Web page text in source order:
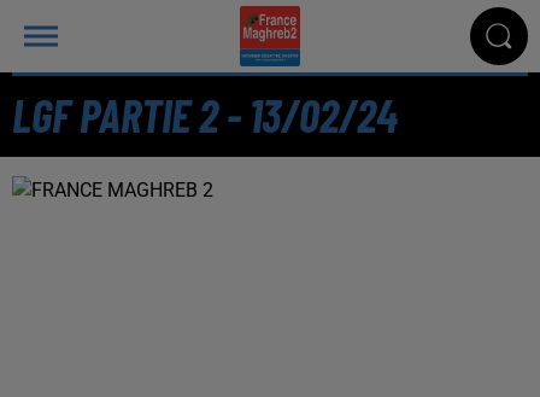
LGF PARTIE 2 - 13/02/24